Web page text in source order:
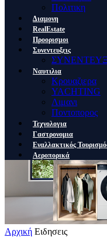
Πολιτικη
Διαμονη
RealEstate
Προορισμοι
Συνεντευξεις
Ναυτιλια
Κρουαζιερα
YACHTING
Λιμανι
Ποντοπορος
Τεχνολογια
Γαστρονομια
Εναλλακτικός
Αεροπορικά
Αρχική Ειδησεις